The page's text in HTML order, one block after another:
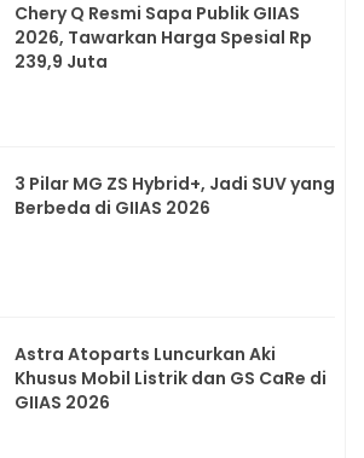
Chery Q Resmi Sapa Publik GIIAS
2026, Tawarkan Harga Spesial Rp
239,9 Juta
3 Pilar MG ZS Hybrid+, Jadi SUV yang
Berbeda di GIIAS 2026
Astra Atoparts Luncurkan Aki
Khusus Mobil Listrik dan GS CaRe di
GIIAS 2026